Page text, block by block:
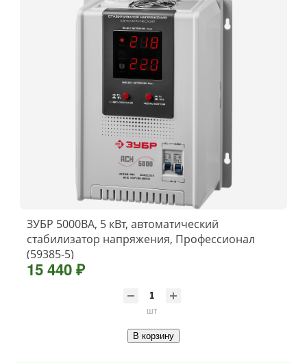
ЗУБР 5000ВА, 5 кВт, автоматический
стабилизатор напряжения, Профессионал
(59385-5)
15 440 ₽
шт
В корзину